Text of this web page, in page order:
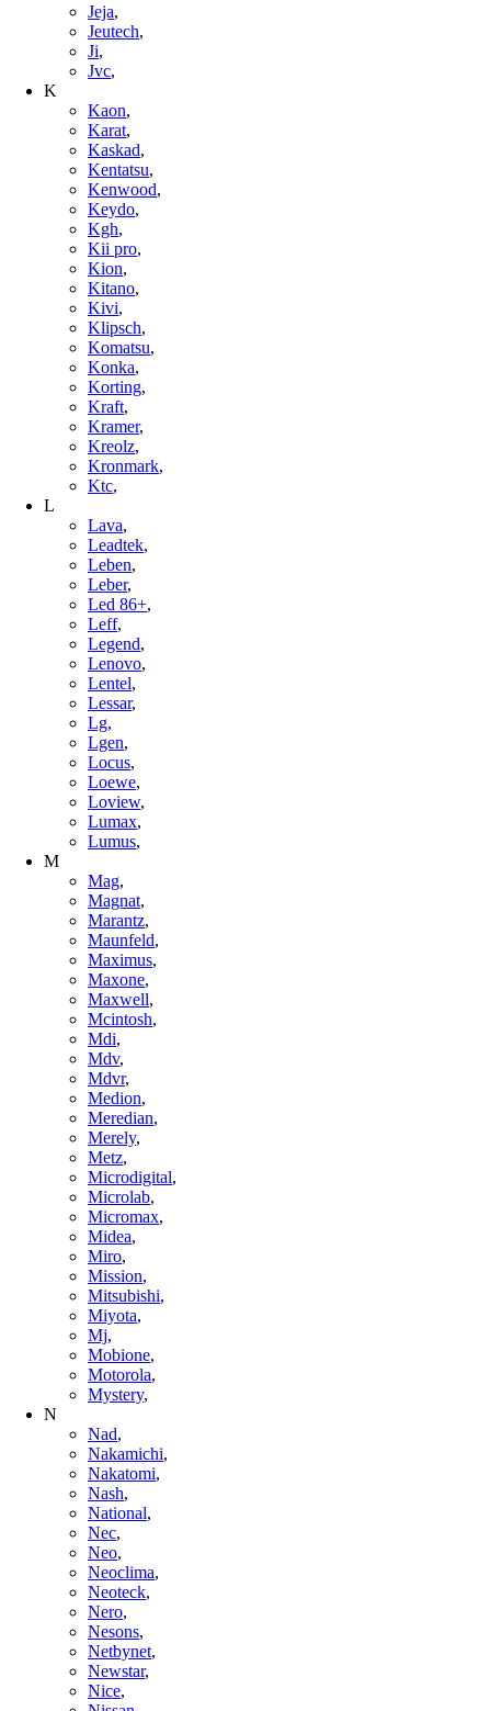
Jeja,
Jeutech,
Ji,
Jvc,
K
Kaon,
Karat,
Kaskad,
Kentatsu,
Kenwood,
Keydo,
Kgh,
Kii pro,
Kion,
Kitano,
Kivi,
Klipsch,
Komatsu,
Konka,
Korting,
Kraft,
Kramer,
Kreolz,
Kronmark,
Ktc,
L
Lava,
Leadtek,
Leben,
Leber,
Led 86+,
Leff,
Legend,
Lenovo,
Lentel,
Lessar,
Lg,
Lgen,
Locus,
Loewe,
Loview,
Lumax,
Lumus,
M
Mag,
Magnat,
Marantz,
Maunfeld,
Maximus,
Maxone,
Maxwell,
Mcintosh,
Mdi,
Mdv,
Mdvr,
Medion,
Meredian,
Merely,
Metz,
Microdigital,
Microlab,
Micromax,
Midea,
Miro,
Mission,
Mitsubishi,
Miyota,
Mj,
Mobione,
Motorola,
Mystery,
N
Nad,
Nakamichi,
Nakatomi,
Nash,
National,
Nec,
Neo,
Neoclima,
Neoteck,
Nero,
Nesons,
Netbynet,
Newstar,
Nice,